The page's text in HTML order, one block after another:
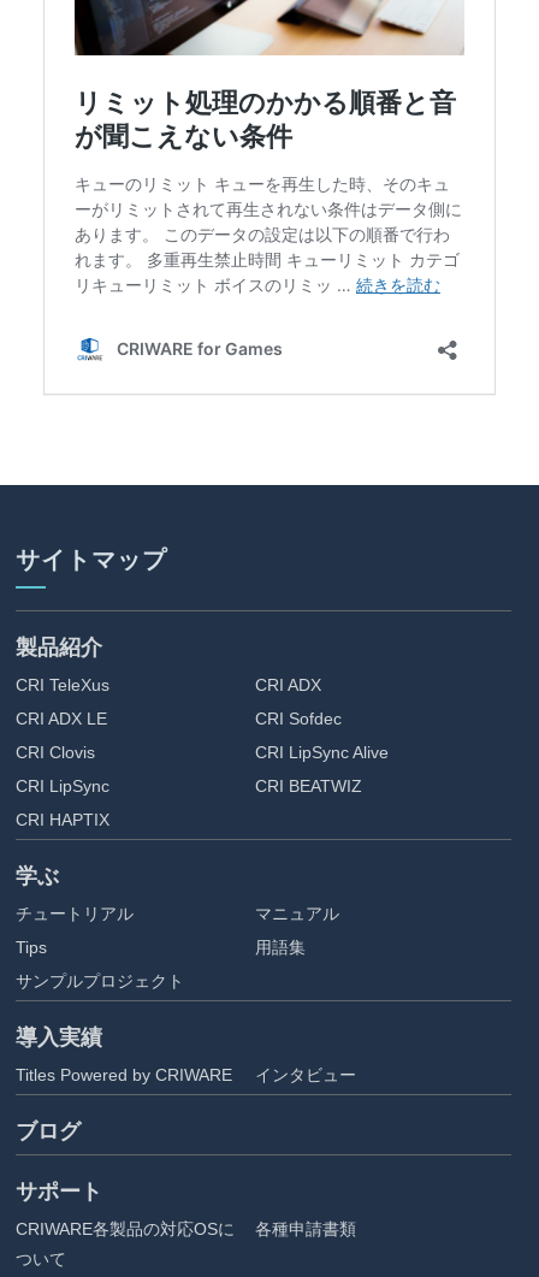
サイトマップ
製品紹介
CRI TeleXus
CRI ADX
CRI ADX LE
CRI Sofdec
CRI Clovis
CRI LipSync Alive
CRI LipSync
CRI BEATWIZ
CRI HAPTIX
学ぶ
チュートリアル
マニュアル
Tips
用語集
サンプルプロジェクト
導入実績
Titles Powered by CRIWARE インタビュー
ブログ
サポート
CRIWARE各製品の対応OSに
ついて
各種申請書類